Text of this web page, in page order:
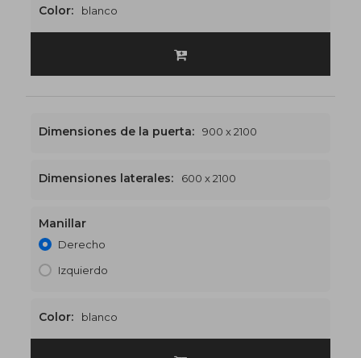
Color: blanco
1500 x 2100
Dimensiones de la puerta: 900 x 2100
Dimensiones laterales: 600 x 2100
Manillar
Derecho
Izquierdo
Color: blanco